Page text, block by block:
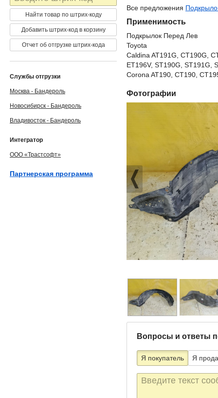
Все предложения
Применимость
Подкрылок Перед Лев
Toyota
Caldina AT191G, CT190G,
ET196V, ST190G, ST191G,
Corona AT190, CT190,
Фотографии
Вопросы и ответы
Я покупатель Я
Текст
сообщения
код
Найти товар по штрих-коду
Добавить штрих-код в корзину
Отчет об отгрузке штрих-кода
Службы отгрузки
Москва - Бандероль
Новосибирск - Бандероль
Владивосток - Бандероль
Интегратор
ООО «Трастсофт»
Партнерская программа